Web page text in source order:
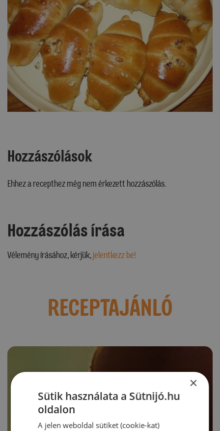
Hozzászólások
Ehhez a recepthez még nem érkezett hozzászólás.
Hozzászólás írása
Vélemény írásához, kérjük,jelentkezz be!
RECEPTAJÁNLÓ
×
Sütik használata a Sütnijó.hu
oldalon
A jelen weboldal sütiket (cookie-kat)